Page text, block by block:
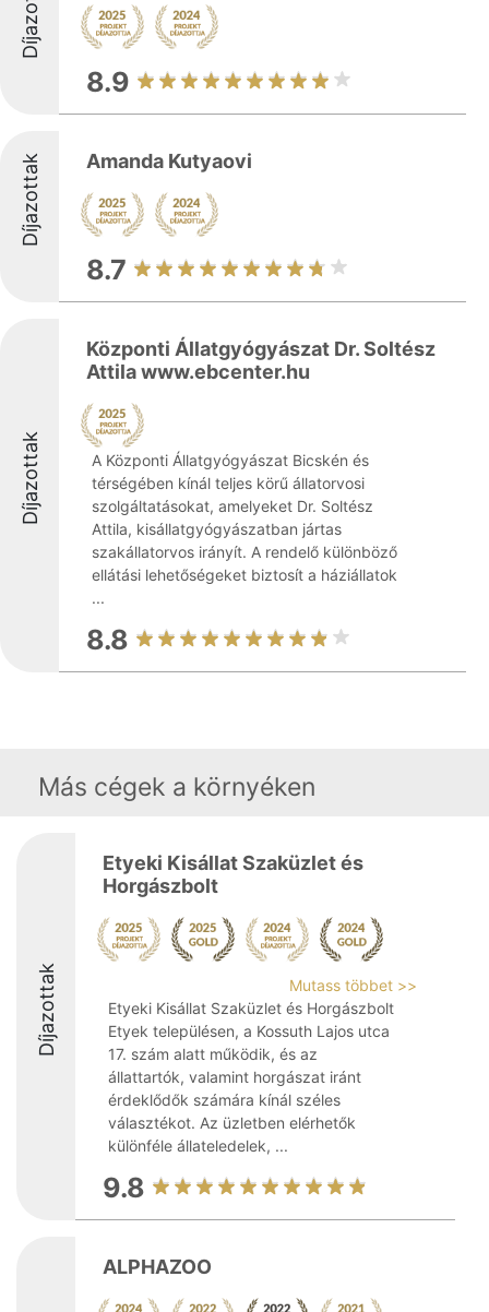
8.9
Díjazottak Amanda Kutyaovi
8.7
Díjazottak
Központi Állatgyógyászat Dr. Soltész
Attila www.ebcenter.hu
A Központi Állatgyógyászat Bicskén és
térségében kínál teljes körű állatorvosi
szolgáltatásokat, amelyeket Dr. Soltész
Attila, kisállatgyógyászatban jártas
szakállatorvos irányít. A rendelő különböző
ellátási lehetőségeket biztosít a háziállatok
...
8.8
Más cégek a környéken
Díjazottak
Etyeki Kisállat Szaküzlet és
Horgászbolt
Mutass többet >>
Etyeki Kisállat Szaküzlet és Horgászbolt
Etyek településen, a Kossuth Lajos utca
17. szám alatt működik, és az
állattartók, valamint horgászat iránt
érdeklődők számára kínál széles
választékot. Az üzletben elérhetők
különféle állateledelek, ...
9.8
ALPHAZOO